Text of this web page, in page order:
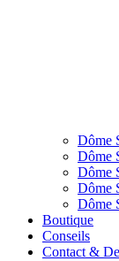
Dôme
Dôme
Dôme
Dôme
Dôme
Boutique
Conseils
Contact &